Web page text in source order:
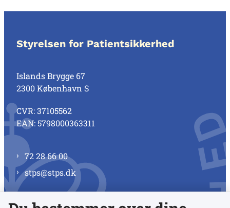
Styrelsen for Patientsikkerhed
Islands Brygge 67
2300 København S
CVR: 37105562
EAN: 5798000363311
72 28 66 00
stps@stps.dk